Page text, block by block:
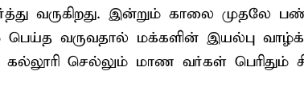
வருகிறது. இன்றும் காலை முதலே
பெய்த வருவதால் மக்களின் இயல்பு
கல்லூரி செல்லும் மாண வர்கள் பெரிதும்